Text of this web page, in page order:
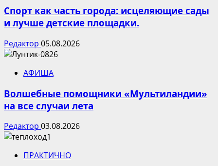
Спорт как часть города: исцеляющие сады
и лучше детские площадки.
Редактор 05.08.2026
АФИША
Волшебные помощники «Мультиландии»
на все случаи лета
Редактор 03.08.2026
ПРАКТИЧНО